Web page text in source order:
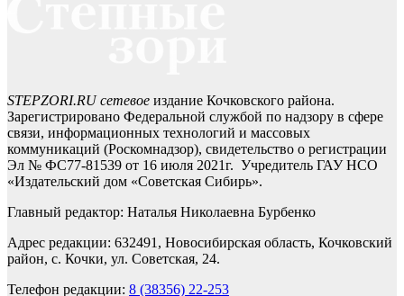
STEPZORI.RU сетевое издание Кочковского района.
Зарегистрировано Федеральной службой по надзору в сфере
связи, информационных технологий и массовых
коммуникаций (Роскомнадзор), свидетельство о регистрации
Эл № ФС77-81539 от 16 июля 2021г. Учредитель ГАУ НСО
«Издательский дом «Советская Сибирь».
Главный редактор: Наталья Николаевна Бурбенко
Адрес редакции: 632491, Новосибирская область, Кочковский
район, с. Кочки, ул. Советская, 24.
Телефон редакции: 8 (38356) 22-253